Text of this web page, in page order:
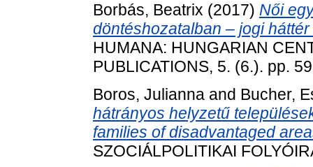
Borbás, Beatrix (2017) Női
döntéshozatalban – jogi
HUMANA: HUNGARIAN
PUBLICATIONS, 5. (6.). pp.
Boros, Julianna and Bucher,
hátrányos helyzetű
families of disadvantaged
SZOCIÁLPOLITIKAI